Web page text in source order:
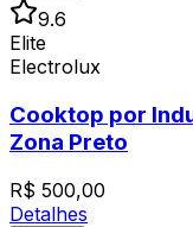
9.6
Elite
Electrolux
Cooktop por
Zona Preto
R$ 500,00
Detalhes